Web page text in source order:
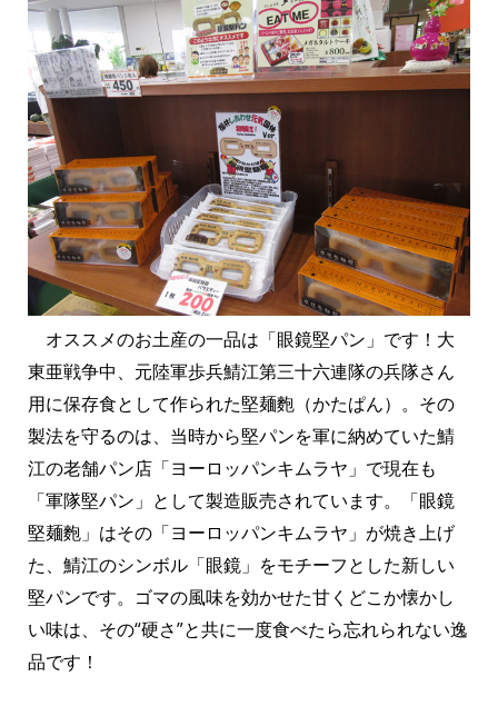
オススメのお土産の一品は「眼鏡堅パン」です！大
東亜戦争中、元陸軍歩兵鯖江第三十六連隊の兵隊さん
用に保存食として作られた堅麺麭（かたぱん）。その
製法を守るのは、当時から堅パンを軍に納めていた鯖
江の老舗パン店「ヨーロッパンキムラヤ」で現在も
「軍隊堅パン」として製造販売されています。「眼鏡
堅麺麭」はその「ヨーロッパンキムラヤ」が焼き上げ
た、鯖江のシンボル「眼鏡」をモチーフとした新しい
堅パンです。ゴマの風味を効かせた甘くどこか懐かし
い味は、その“硬さ”と共に一度食べたら忘れられない逸
品です！